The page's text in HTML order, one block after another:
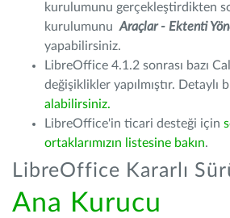
kurulumunu gerçekleştirdikten
kurulumunu Araçlar - Ektenti
yapabilirsiniz.
LibreOffice 4.1.2 sonrası bazı
değişiklikler yapılmıştır. Detaylı
alabilirsiniz.
LibreOffice'in ticari desteği için
ortaklarımızın listesine bakın.
LibreOffice Kararlı
Ana Kurucu